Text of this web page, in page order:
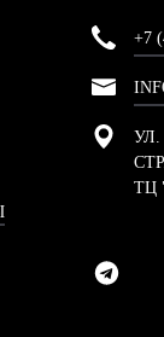
+7
ТЦ